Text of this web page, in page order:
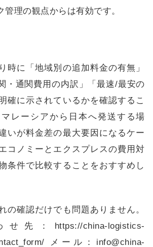
管理の観点からは有効です。
時に「地域別の追加料金の有無」
・通関費用の内訳」「最速/最安の
確に示されているかを確認するこ
レーシアから日本へ発送する場
いが料金差の最大要因になるケー
コノミーとエクスプレスの費用対
条件で比較することをおすすめし
の確認だけでも問題ありません。
せ先：
https://china-logistics-
メール：info@china-